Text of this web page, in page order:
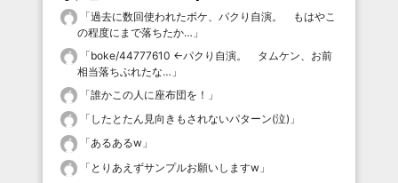
「過去に数回使われたボケ、パクり自演。 もはやこ
の程度にまで落ちたか… 」
「boke/44777610 ←パクり自演。 タムケン、お前
相当落ちぶれたな… 」
「誰かこの人に座布団を！ 」
「 したとたん見向きもされないパターン(泣) 」
「あるあるw 」
「 とりあえずサンプルお願いしますw 」